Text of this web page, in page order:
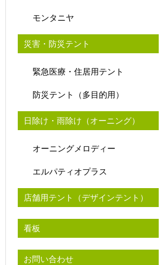
モンタニヤ
災害・防災テント
緊急医療・住居用テント
防災テント（多目的用）
日除け・雨除け（オーニング）
オーニングメロディー
エルパティオプラス
店舗用テント（デザインテント）
看板
お問い合わせ